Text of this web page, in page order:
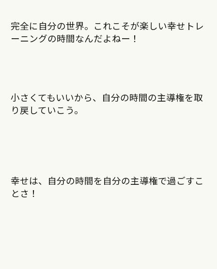
完全に自分の世界。これこそが楽しい幸せトレ
ーニングの時間なんだよねー！
小さくてもいいから、自分の時間の主導権を取
り戻していこう。
幸せは、自分の時間を自分の主導権で過ごすこ
とさ！